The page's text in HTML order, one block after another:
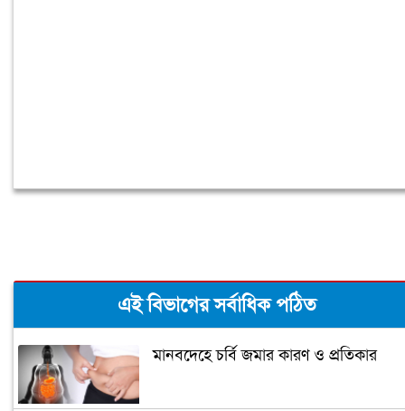
এই বিভাগের সর্বাধিক পঠিত
মানবদেহে চর্বি জমার কারণ ও প্রতিকার